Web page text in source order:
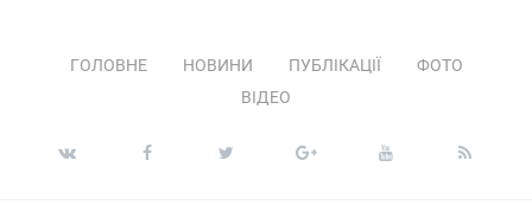
ГОЛОВНЕ НОВИНИ ПУБЛІКАЦІЇ
ФОТО
ВІДЕО